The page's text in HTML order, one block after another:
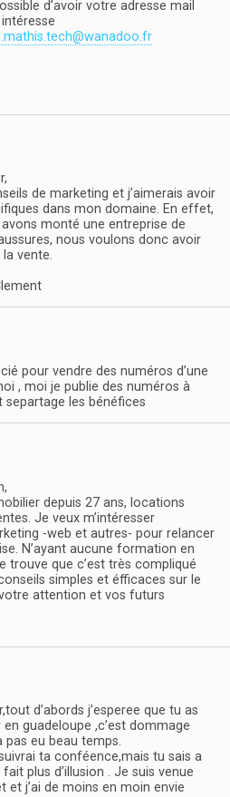
d’avoir votre adresse mail
de marketing et j’aimerais avoir
dans mon domaine. En effet,
monté une entreprise de
nous voulons donc avoir
vente.
pour vendre des numéros d’une
, moi je publie des numéros à
separtage les bénéfices
depuis 27 ans, locations
Je veux m’intéresser
-web et autres- pour relancer
N’ayant aucune formation en
trouve que c’est très compliqué
simples et éfficaces sur le
attention et vos futurs
d’abords j’esperee que tu as
guadeloupe ,c’est dommage
pas eu beau temps.
ta conféence,mais tu sais a
fait plus d’illusion . Je suis venue
et j’ai de moins en moin envie